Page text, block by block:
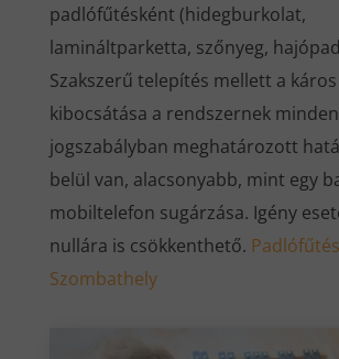
padlófűtésként (hidegburkolat,
lamináltparketta, szőnyeg,
Szakszerű telepítés mellett a
kibocsátása a rendszernek
jogszabályban meghatározott
belül van, alacsonyabb, mint egy
mobiltelefon sugárzása. Igény
nullára is csökkenthető. Padlófűtés
Szombathely